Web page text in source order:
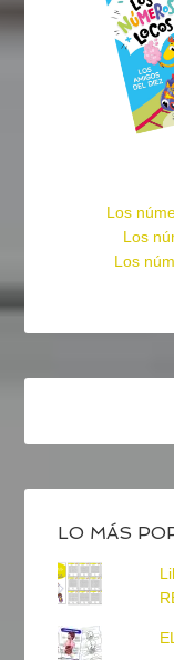
Los
Los
Los
LO MÁS